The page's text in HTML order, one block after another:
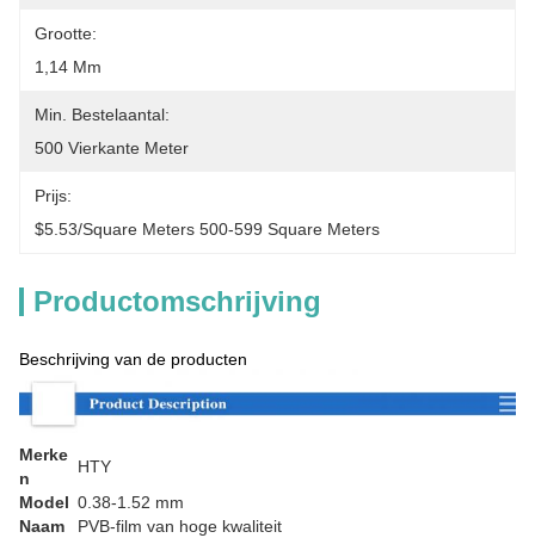
Grootte:
1,14 Mm
Min. Bestelaantal:
500 Vierkante Meter
Prijs:
$5.53/square Meters 500-599 Square Meters
Productomschrijving
Beschrijving van de producten
Merke
n
HTY
Model 0.38-1.52 mm
Naam
PVB-film van hoge kwaliteit